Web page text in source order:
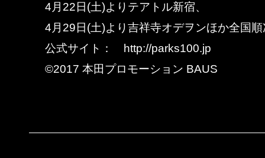
4月22日(土)よりテアトル新宿、
4月29日(土)より吉祥寺オデヲンほか全国
公式サイト： http://parks100.jp
©2017 本田プロモーション BAUS